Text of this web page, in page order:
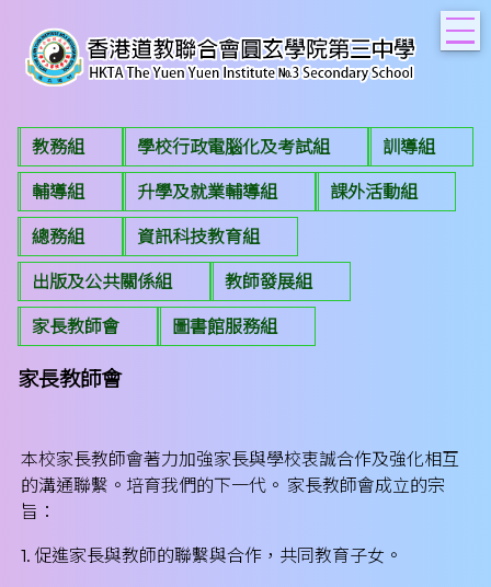
教務組 學校行政電腦化及考試組 訓導組
輔導組 升學及就業輔導組 課外活動組
總務組 資訊科技教育組
出版及公共關係組 教師發展組
家長教師會 圖書館服務組
家長教師會
本校家長教師會著力加強家長與學校衷誠合作及強化相互
的溝通聯繫。培育我們的下一代。 家長教師會成立的宗
旨：
1. 促進家長與教師的聯繫與合作，共同教育子女。